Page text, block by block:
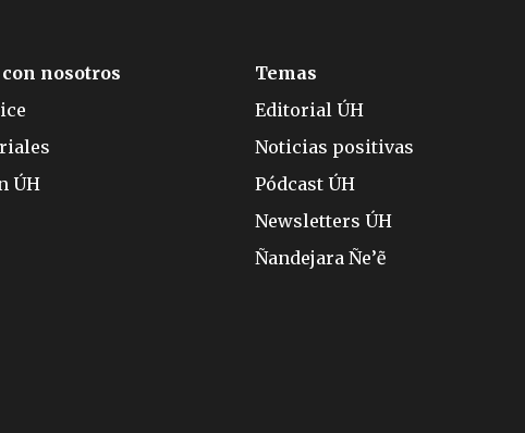
nosotros
ÚH
Temas
Editorial ÚH
Noticias positivas
Pódcast ÚH
Newsletters ÚH
Ñandejara Ñe’ẽ